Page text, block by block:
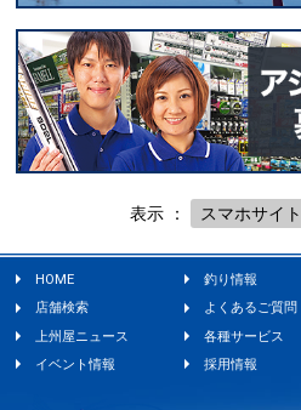
表示 ： スマホサイト
HOME 釣り情報
店舗検索
よくあるご質問
上州屋ニュース
各種サービス
イベント情報
採用情報